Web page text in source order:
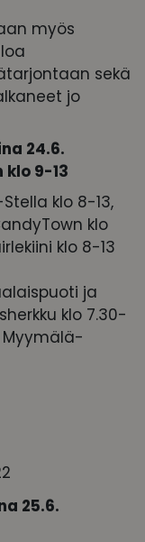
myös
sekä
jo
24.6.
9-13
klo 8-13,
klo
klo 8-13
ja
klo 7.30-
Myymälä-
25.6.